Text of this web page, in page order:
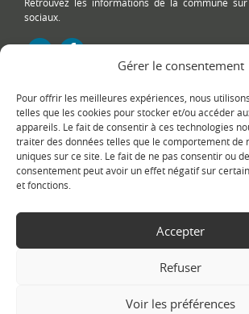
Gérer le consentement
Pour offrir les meilleures expériences, nous
telles que les cookies pour stocker et/ou accéder
appareils. Le fait de consentir à ces technologies
traiter des données telles que le comportement de
uniques sur ce site. Le fait de ne pas consentir ou
consentement peut avoir un effet négatif sur
et fonctions.
Accepter
Refuser
Voir les préférences
Retrouvez les informations de la commune
sociaux.
Le plan du site
Copyright Ⓒ
- Réalisation :Sukellos -